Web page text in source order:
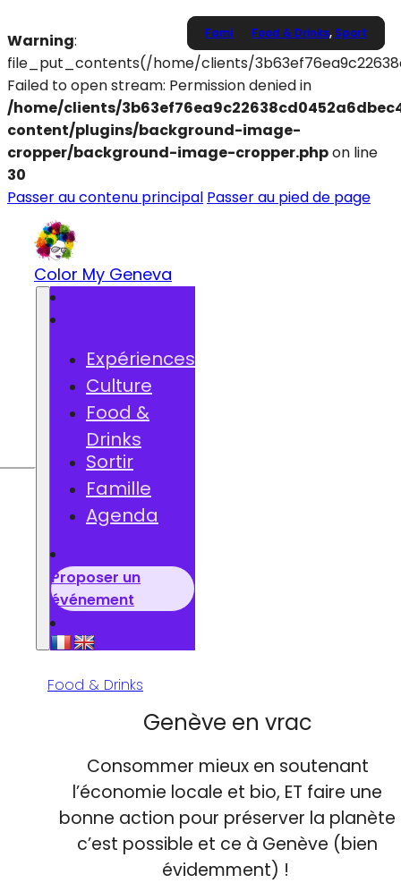
Warning:
file_put_contents(/home/clients/
Failed to open stream: Permission denied in
/home/clients/
content/plugins/background-image-
cropper/background-image-cropper.phpon line
30
Passer au contenu principal Passer au pied de page
Color My Geneva
Expériences
Culture
Food &
Drinks
Sortir
Famille
Agenda
Proposer un
événement
Food & Drinks
Genève en vrac
Consommer mieux en soutenant
l’économie locale et bio, ET faire une
bonne action pour préserver la planète
c’est possible et ce à Genève (bien
évidemment) !
Famille Food & Drinks, Sortir
Famille Food & Drinks, Sortir
Food & Drinks, Sport